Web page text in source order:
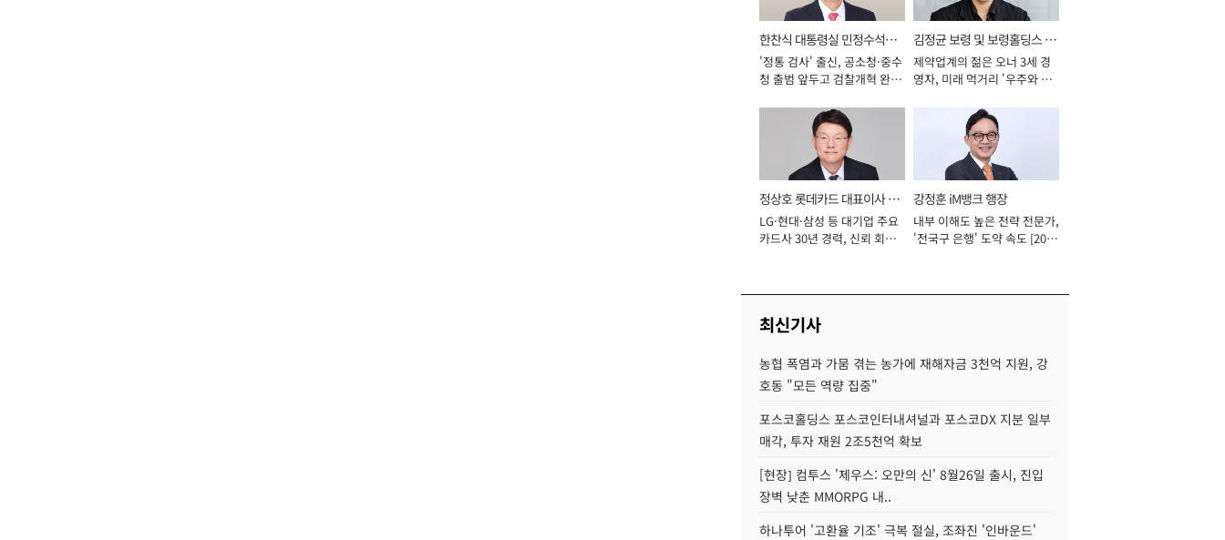
한찬식 대통령실 민정수석비
서관
'정통 검사' 출신, 공소청·중수
청 출범 앞두고 검찰개혁 완수
김정균 보령 및 보령홀딩스 대
표이사 사장
제약업계의 젊은 오너 3세 경
영자, 미래 먹거리 '우주와 헬
정상호 롯데카드 대표이사 사
장
LG·현대·삼성 등 대기업 주요
카드사 30년 경력, 신뢰 회복
강정훈 iM뱅크 행장
내부 이해도 높은 전략 전문가,
'전국구 은행' 도약 속도 [2026
최신기사
농협 폭염과 가뭄 겪는 농가에 재해자금 3천억 지원, 강
호동 "모든 역량 집중"
포스코홀딩스 포스코인터내셔널과 포스코DX 지분 일부
매각, 투자 재원 2조5천억 확보
[현장] 컴투스 '제우스: 오만의 신' 8월26일 출시, 진입
장벽 낮춘 MMORPG 내..
하나투어 '고환율 기조' 극복 절실, 조좌진 '인바운드'